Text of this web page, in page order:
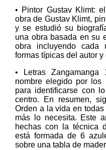
• Pintor Gustav Klimt:
obra de Gustav Klimt,
y se estudió su
una obra basada en su
obra incluyendo cada
formas típicas del autor
• Letras Zangamanga
nombre elegido por los
para identificarse con
centro. En resumen,
Orden a la vida en
más lo necesita. Este
hechas con la técnica
está formada de 6
sobre una tabla de